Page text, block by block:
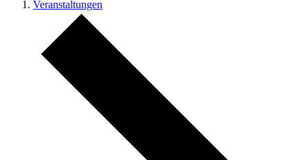
Veranstaltungen